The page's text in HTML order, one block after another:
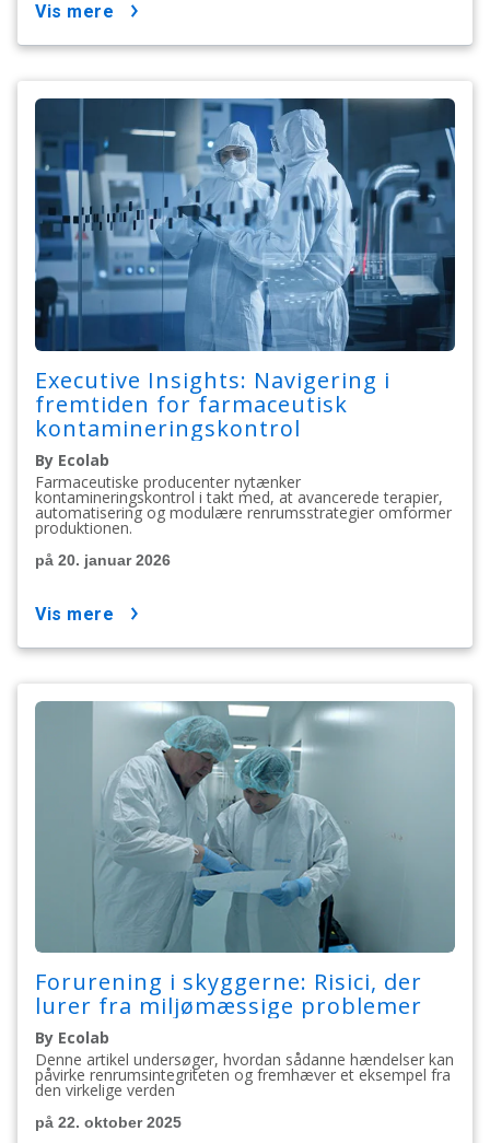
vis mere
Executive Insights: Navigering i
fremtiden for farmaceutisk
kontamineringskontrol
By Ecolab
Farmaceutiske producenter nytænker
kontamineringskontrol i takt med, at avancerede terapier,
automatisering og modulære renrumsstrategier omformer
produktionen.
på 20. januar 2026
vis mere
Forurening i skyggerne: Risici, der
lurer fra miljømæssige problemer
By Ecolab
Denne artikel undersøger, hvordan sådanne hændelser kan
påvirke renrumsintegriteten og fremhæver et eksempel fra
den virkelige verden
på 22. oktober 2025